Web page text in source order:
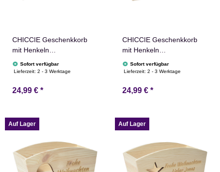
CHICCIE Geschenkkorb
mit Henkeln
Personalisierbar
Wunschtext mit Zahl
Holz Geschenkidee
Sofort verfügbar
Lieferzeit:2 - 3 Werktage
24,99 € *
CHICCIE Geschenkkorb
mit Henkeln
Personalisierbar
Wunschtext zum
Präsentkorb Holz
Personalisierung
Sofort verfügbar
Lieferzeit:2 - 3 Werktage
24,99 € *
Auf Lager Auf Lager